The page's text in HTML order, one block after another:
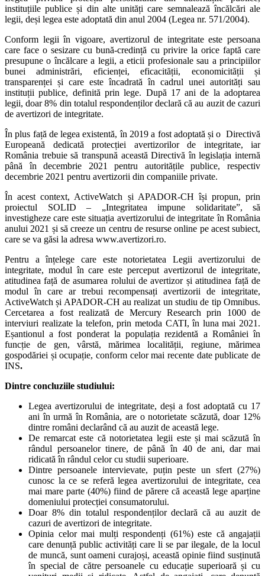
instituțiile publice și din alte unități care semnalează încălcări ale
legii, deși legea este adoptată din anul 2004 (Legea nr. 571/2004).
Conform legii în vigoare, avertizorul de integritate este persoana
care face o sesizare cu bună-credință cu privire la orice faptă care
presupune o încălcare a legii, a eticii profesionale sau a principiilor
bunei administrări, eficienței, eficacității, economicității și
transparenței și care este încadrată în cadrul unei autorități sau
instituții publice, definită prin lege. După 17 ani de la adoptarea
legii, doar 8% din totalul respondenților declară că au auzit de cazuri
de avertizori de integritate.
În plus față de legea existentă, în 2019 a fost adoptată și o Directivă
Europeană dedicată protecției avertizorilor de integritate, iar
România trebuie să transpună această Directivă în legislația internă
până în decembrie 2021 pentru autoritățile publice, respectiv
decembrie 2021 pentru avertizorii din companiile private.
În acest context, ActiveWatch și APADOR-CH își propun, prin
proiectul SOLID – „Integritatea impune solidaritate”, să
investigheze care este situația avertizorului de integritate în România
anului 2021 și să creeze un centru de resurse online pe acest subiect,
care se va găsi la adresa www.avertizori.ro.
Pentru a înțelege care este notorietatea Legii avertizorului de
integritate, modul în care este perceput avertizorul de integritate,
atitudinea față de asumarea rolului de avertizor și atitudinea față de
modul în care ar trebui recompensați avertizorii de integritate,
ActiveWatch și APADOR-CH au realizat un studiu de tip Omnibus.
Cercetarea a fost realizată de Mercury Research prin 1000 de
interviuri realizate la telefon, prin metoda CATI, în luna mai 2021.
Eșantionul a fost ponderat la populația rezidentă a României în
funcție de gen, vârstă, mărimea localității, regiune, mărimea
gospodăriei și ocupație, conform celor mai recente date publicate de
INS.
Dintre concluziile studiului:
Legea avertizorului de integritate, deși a fost adoptată cu 17
ani în urmă în România, are o notorietate scăzută, doar 12%
dintre români declarând că au auzit de această lege.
De remarcat este că notorietatea legii este și mai scăzută în
rândul persoanelor tinere, de până în 40 de ani, dar mai
ridicată în rândul celor cu studii superioare.
Dintre persoanele intervievate, puțin peste un sfert (27%)
cunosc la ce se referă legea avertizorului de integritate, cea
mai mare parte (40%) fiind de părere că această lege aparține
domeniului protecției consumatorului.
Doar 8% din totalul respondenților declară că au auzit de
cazuri de avertizori de integritate.
Opinia celor mai mulți respondenți (61%) este că angajații
care denunță public activități care li se par ilegale, de la locul
de muncă, sunt oameni curajoși, această opinie fiind susținută
în special de către persoanele cu educație superioară și cu